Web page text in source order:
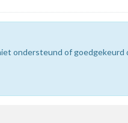
ondersteund of goedgekeurd